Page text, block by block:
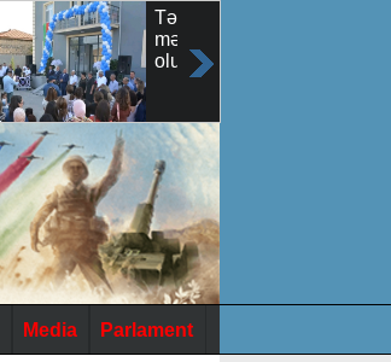
Tərtərdə yeni tibb
mərkəzinin açılışı
olub
Media Parlament